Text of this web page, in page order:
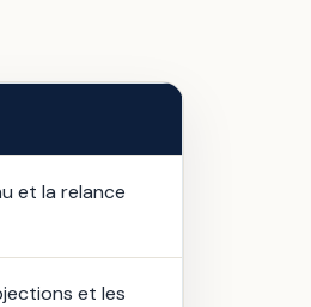
et la relance
et les